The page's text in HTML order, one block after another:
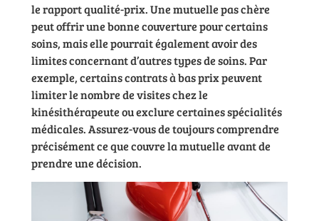
le rapport qualité-prix. Une mutuelle pas chère
peut offrir une bonne couverture pour certains
soins, mais elle pourrait également avoir des
limites concernant d’autres types de soins. Par
exemple, certains contrats à bas prix peuvent
limiter le nombre de visites chez le
kinésithérapeute ou exclure certaines spécialités
médicales. Assurez-vous de toujours comprendre
précisément ce que couvre la mutuelle avant de
prendre une décision.